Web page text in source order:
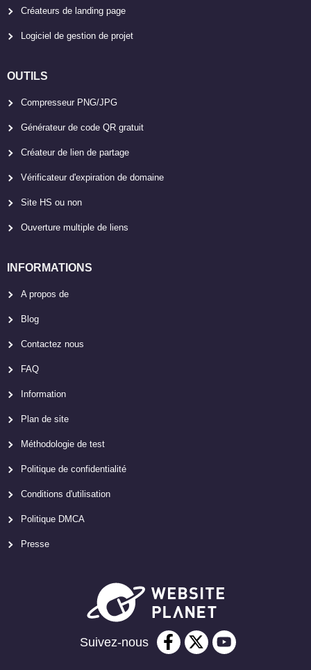
Créateurs de landing page
Logiciel de gestion de projet
OUTILS
Compresseur PNG/JPG
Générateur de code QR gratuit
Créateur de lien de partage
Vérificateur d'expiration de domaine
Site HS ou non
Ouverture multiple de liens
INFORMATIONS
A propos de
Blog
Contactez nous
FAQ
Information
Plan de site
Méthodologie de test
Politique de confidentialité
Conditions d'utilisation
Politique DMCA
Presse
Suivez-nous